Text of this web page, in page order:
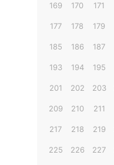
169 170 171
177 178 179
185 186 187
193 194 195
201 202 203
209 210 211
217 218 219
225 226 227